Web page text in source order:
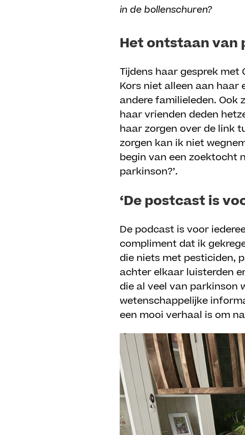
in de bollenschuren?
Het ontstaan van
Tijdens haar gesprek
Kors niet alleen aan haar
andere familieleden. Ook
haar vrienden deden
haar zorgen over de link
zorgen kan ik niet
begin van een zoektocht
parkinson?’.
‘De postcast is
De podcast is voor
compliment dat ik
die niets met pesticiden,
achter elkaar luisterden
die al veel van parkinson
wetenschappelijke
een mooi verhaal is om